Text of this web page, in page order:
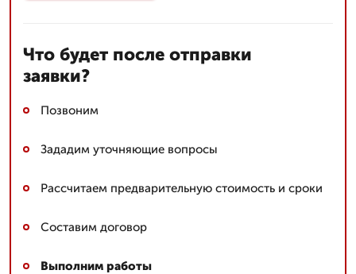
Что будет после отправки
заявки?
Позвоним
Зададим уточняющие вопросы
Рассчитаем предварительную стоимость и сроки
Составим договор
Выполним работы